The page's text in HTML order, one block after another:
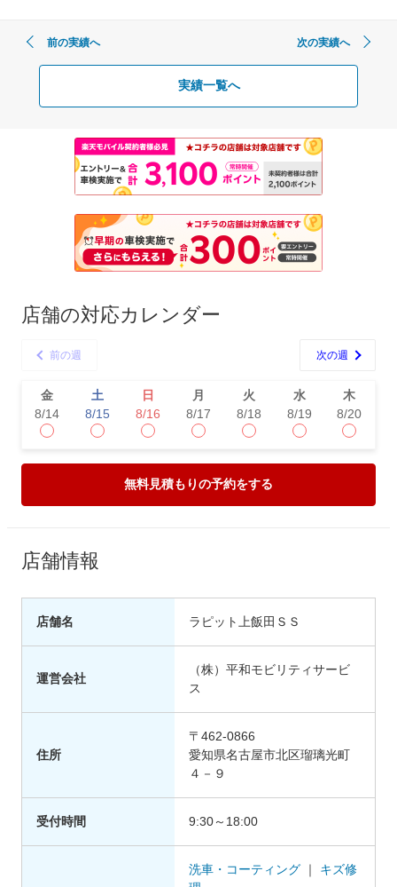
前の実績へ 次の実績へ
実績一覧へ
店舗の対応カレンダー
前の週 次の週
金
8/14
土
8/15
日
8/16
月
8/17
火
8/18
水
8/19
木
8/20
無料見積もりの予約をする
店舗情報
店舗名 ラピット上飯田ＳＳ
運営会社
（株）平和モビリティサービ
ス
住所
〒462-0866
愛知県名古屋市北区瑠璃光町
４－９
受付時間 9:30～18:00
洗車・コーティング ｜
キズ修